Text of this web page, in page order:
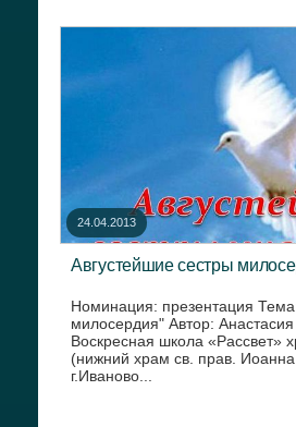
24.04.2013
Августейшие сестры
Номинация: презентация
милосердия" Автор:
Воскресная школа «Рассвет»
(нижний храм св. прав. Иоанна
г.Иваново...